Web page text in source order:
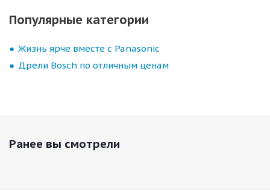
Популярные категории
Жизнь ярче вместе с Panasonic
Дрели Bosch по отличным ценам
Ранее вы смотрели